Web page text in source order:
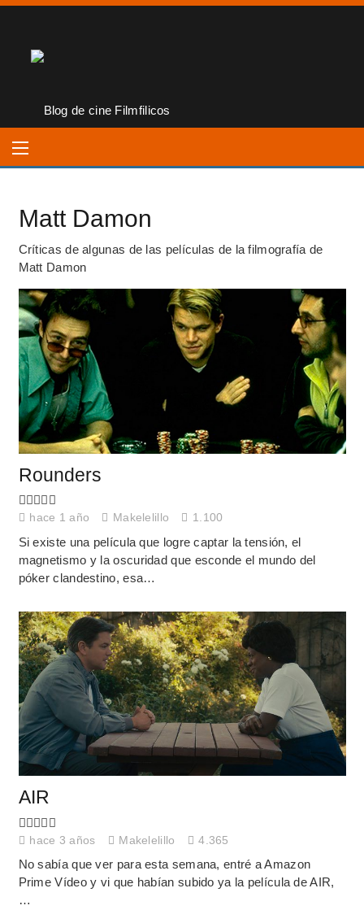
Matt Damon
Críticas de algunas de las películas de la filmografía de
Matt Damon
Rounders
hace 1 año Makelelillo 1.100
Si existe una película que logre captar la tensión, el
magnetismo y la oscuridad que esconde el mundo del
póker clandestino, esa…
AIR
hace 3 años Makelelillo 4.365
No sabía que ver para esta semana, entré a Amazon
Prime Vídeo y vi que habían subido ya la película de AIR,
…